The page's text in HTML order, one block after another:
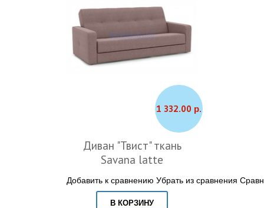
1 332.00 р.
Диван "Твист" ткань
Savana latte
Добавить к сравнению Убрать из сравнения
В КОРЗИНУ